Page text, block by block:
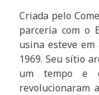
Criada pelo
parceria com o
usina esteve
1969. Seu sítio
um tempo e
revolucionaram